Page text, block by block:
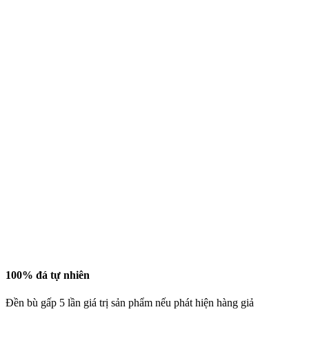
100% đá tự nhiên
Đền bù gấp 5 lần giá trị sản phẩm nếu phát hiện hàng giả